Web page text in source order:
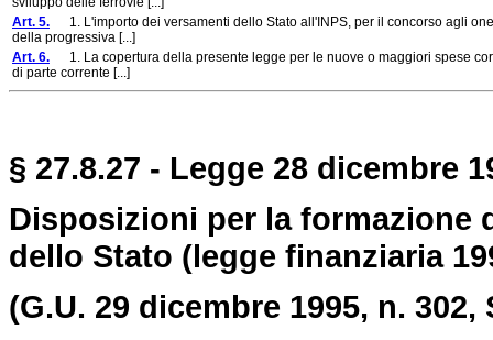
Art. 5. 1. L'importo dei versamenti dello Stato all'INPS, per il concorso agli
della progressiva [...]
Art. 6. 1. La copertura della presente legge per le nuove o maggiori spese
di parte corrente [...]
§ 27.8.27 - Legge 28 dicembre
Disposizioni per la formazione
dello Stato (legge finanziaria
(G.U. 29 dicembre 1995, n. 302,